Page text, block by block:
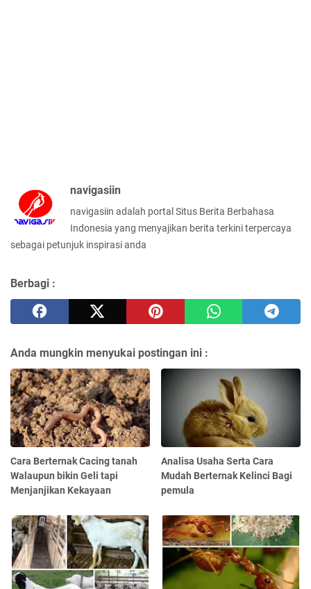
navigasiin
navigasiin adalah portal Situs Berita Berbahasa
Indonesia yang menyajikan berita terkini terpercaya
sebagai petunjuk inspirasi anda
Berbagi :
Anda mungkin menyukai postingan ini :
Cara Berternak Cacing tanah
Walaupun bikin Geli tapi
Menjanjikan Kekayaan
Analisa Usaha Serta Cara
Mudah Berternak Kelinci Bagi
pemula